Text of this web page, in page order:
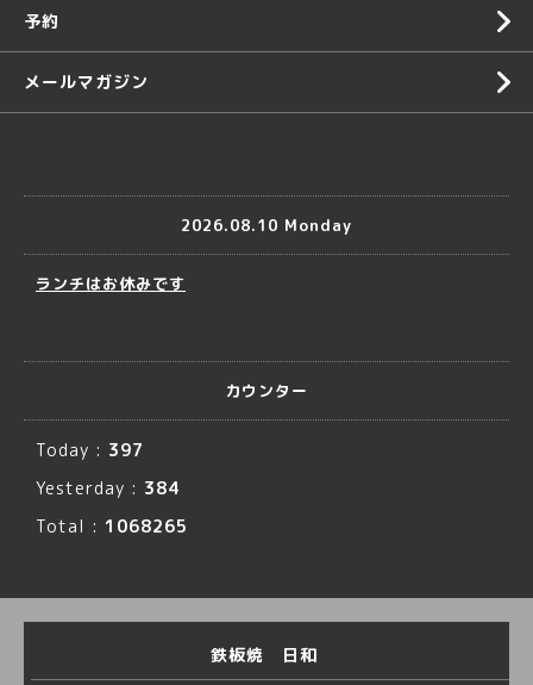
予約
メールマガジン
2026.08.10 Monday
ランチはお休みです
カウンター
Today : 397
Yesterday : 384
Total : 1068265
鉄板焼 日和